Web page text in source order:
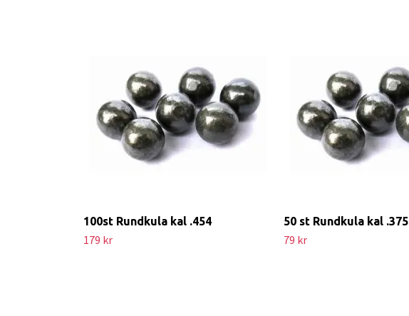
100st Rundkula kal .454
179 kr
50 st Rundkula kal .375
79 kr